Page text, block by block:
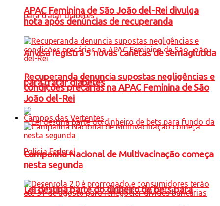
Anvisa registra 5 novas canetas de semaglutida
para tratar diabetes
Lei destina parte do dinheiro de bets para
APAC Feminina de São João del-Rei divulga
nota após denúncias de recuperanda
Recuperanda denuncia supostas negligências e
condições precárias na APAC Feminina de São
João del-Rei
Campos das Vertentes
Campanha Nacional de Multivacinação começa
nesta segunda